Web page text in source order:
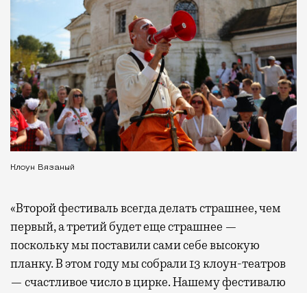
Клоун Вязаный
«Второй фестиваль всегда делать страшнее, чем
первый, а третий будет еще страшнее —
поскольку мы поставили сами себе высокую
планку. В этом году мы собрали 13 клоун-театров
— счастливое число в цирке. Нашему фестивалю